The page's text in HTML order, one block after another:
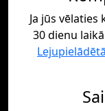
Ja jūs
30 dienu